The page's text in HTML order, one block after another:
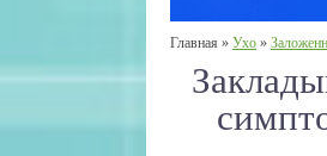
Главная » Ухо »